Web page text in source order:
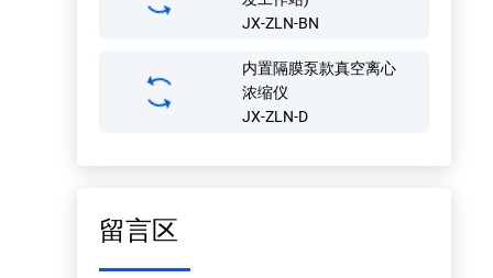
JX-ZLN-BN
内置隔膜泵款真空离心
浓缩仪
JX-ZLN-D
留言区